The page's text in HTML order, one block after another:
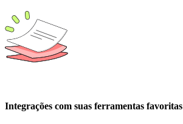
Integrações com suas ferramentas favoritas